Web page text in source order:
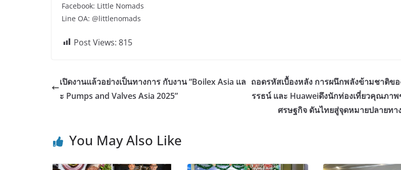
Facebook: Little Nomads
Line OA: @littlenomads
Post Views: 815
เปิดงานแล้วอย่างเป็นทางการ กับงาน “Boilex Asia แล
ะ Pumps and Valves Asia 2025”
ถอดรหัสเบื้องหลัง การผนึกพลังข้ามชาติข
รรธน์ และ Huaweiดึงนักท่องเที่ยวคุณภาพ
ศรษฐกิจ ดันไทยสู่จุดหมายปลายทา
You May Also Like